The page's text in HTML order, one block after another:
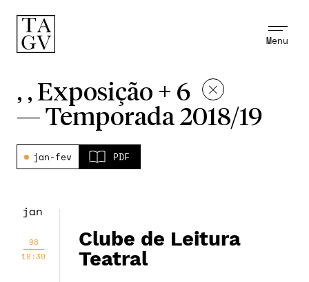
Menu
, , Exposição + 6
— Temporada 2018/19
jan-fev PDF
jan
08
18:30
Clube de Leitura
Teatral